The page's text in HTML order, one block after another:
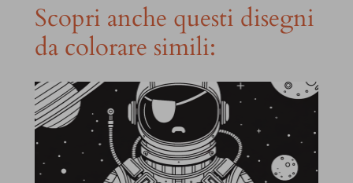
Scopri anche questi disegni
da colorare simili: